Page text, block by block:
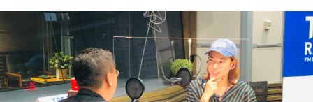
トピックス
TBS Podcast
お知らせ
イベント・グッズ
YouTube
会社情報